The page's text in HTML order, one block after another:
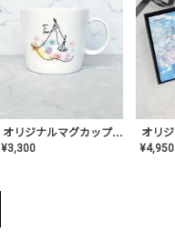
オリジナルマグカップ【AT-TW-03】ギフトセット有/プレゼント/内祝い/結婚式/ペア/食器/テーブルウェア/記念日/お返し/特別/高級/おしゃれ
¥3,300 ¥4,950